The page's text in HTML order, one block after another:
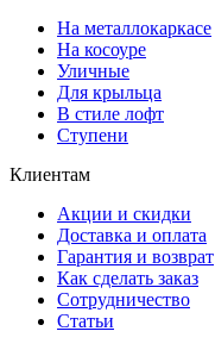
На металлокаркасе
На косоуре
Уличные
Для крыльца
В стиле лофт
Ступени
Клиентам
Акции и скидки
Доставка и оплата
Гарантия и возврат
Как сделать заказ
Сотрудничество
Статьи